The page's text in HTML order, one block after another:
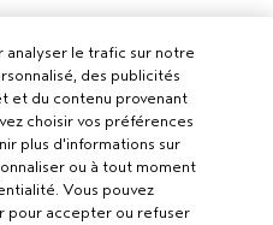
analyser le trafic sur notre
des publicités
et du contenu provenant
choisir vos préférences
plus d'informations sur
ou à tout moment
Vous pouvez
pour accepter ou refuser